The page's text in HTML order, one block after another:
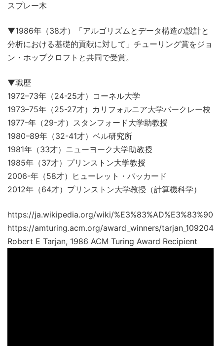
スプレー木
▼1986年（38才）「アルゴリズムとデータ構造の設計と
分析における基礎的貢献に対して」チューリング賞をジョ
ン・ホップクロフトと共同で受賞。
▼職歴
1972–73年（24-25才）コーネル大学
1973–75年（25-27才）カリフォルニア大学バークレー校
1977-年（29-才）スタンフォード大学助教授
1980–89年（32-41才）ベル研究所
1981年（33才）ニューヨーク大学助教授
1985年（37才）プリンストン大学教授
2006-年（58才）ヒューレット・パッカード
2012年（64才）プリンストン大学教授（計算機科学）
https://ja.wikipedia.org/wiki/
https://amturing.acm.org/award_winners/
Robert E Tarjan, 1986 ACM Turing Award Recipient